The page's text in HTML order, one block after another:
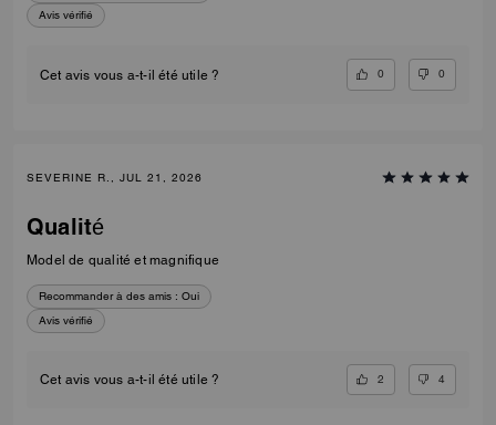
Avis vérifié
Cet avis vous a-t-il été utile ? 0 0
SEVERINE R., JUL 21, 2026
Qualité
Model de qualité et magnifique
Recommander à des amis : Oui
Avis vérifié
Cet avis vous a-t-il été utile ? 2 4